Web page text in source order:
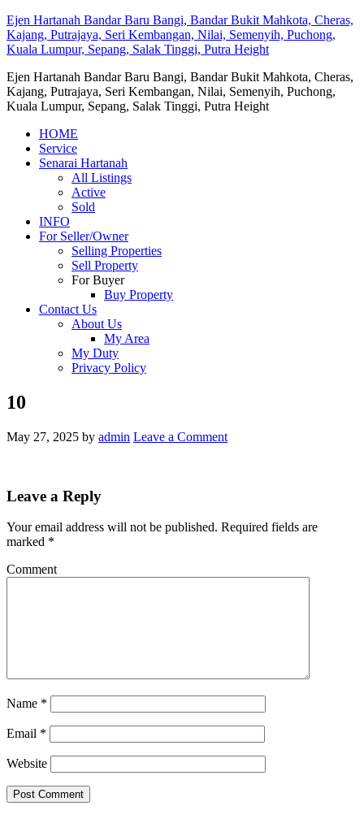
Ejen Hartanah Bandar Baru Bangi, Bandar Bukit Mahkota, Cheras,
Kajang, Putrajaya, Seri Kembangan, Nilai, Semenyih, Puchong,
Kuala Lumpur, Sepang, Salak Tinggi, Putra Height
Ejen Hartanah Bandar Baru Bangi, Bandar Bukit Mahkota, Cheras,
Kajang, Putrajaya, Seri Kembangan, Nilai, Semenyih, Puchong,
Kuala Lumpur, Sepang, Salak Tinggi, Putra Height
HOME
Service
Senarai Hartanah
All Listings
Active
Sold
INFO
For Seller/Owner
Selling Properties
Sell Property
For Buyer
Buy Property
Contact Us
About Us
My Area
My Duty
Privacy Policy
10
May 27, 2025 by admin Leave a Comment
Leave a Reply
Your email address will not be published. Required fields are
marked *
Comment
Name *
Email *
Website